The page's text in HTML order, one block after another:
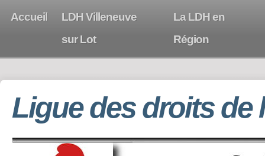
Accueil
LDH Villeneuve
sur Lot
La LDH en
Région
Ligue des droits de